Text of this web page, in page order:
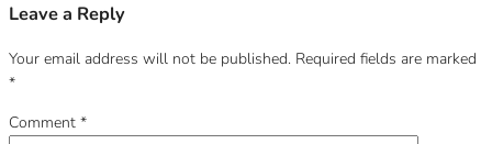
Leave a Reply
Your email address will not be published. Required fields are marked
*
Comment *